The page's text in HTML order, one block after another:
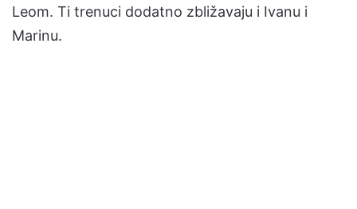
Leom. Ti trenuci dodatno zbližavaju i Ivanu i
Marinu.